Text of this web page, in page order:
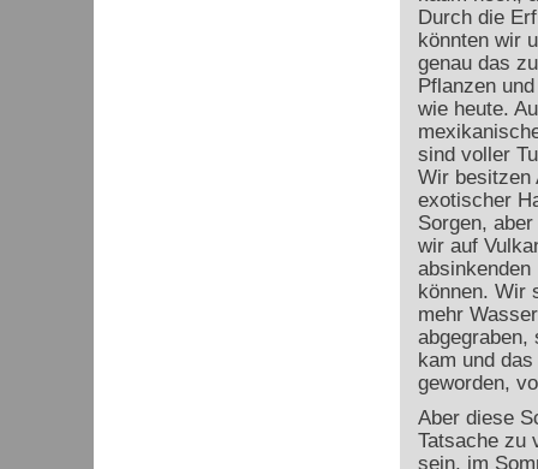
Durch die
könnten wir
genau das
Pflanzen
wie heute.
sind voller
Wir besitzen
exotischer
Sorgen,
wir auf
absinkenden
können. Wir
mehr
abgegraben,
kam und
geworden,
Aber diese
Tatsache zu
sein, im